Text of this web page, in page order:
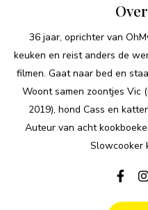
36 jaar, oprichter van
keuken en reist anders de
filmen. Gaat naar bed en
Woont samen zoontjes Vic
2019), hond Cass en
Auteur van acht
Slowcooker